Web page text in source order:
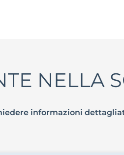
NELLA
informazioni